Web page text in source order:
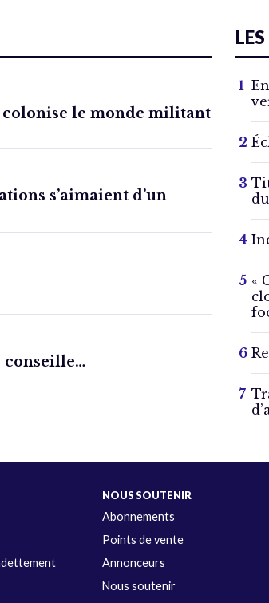
le monde militant
s’aimaient d’un
conseille…
«
NOUS SOUTENIR
Abonnements
Points de vente
Annonceurs
Nous soutenir